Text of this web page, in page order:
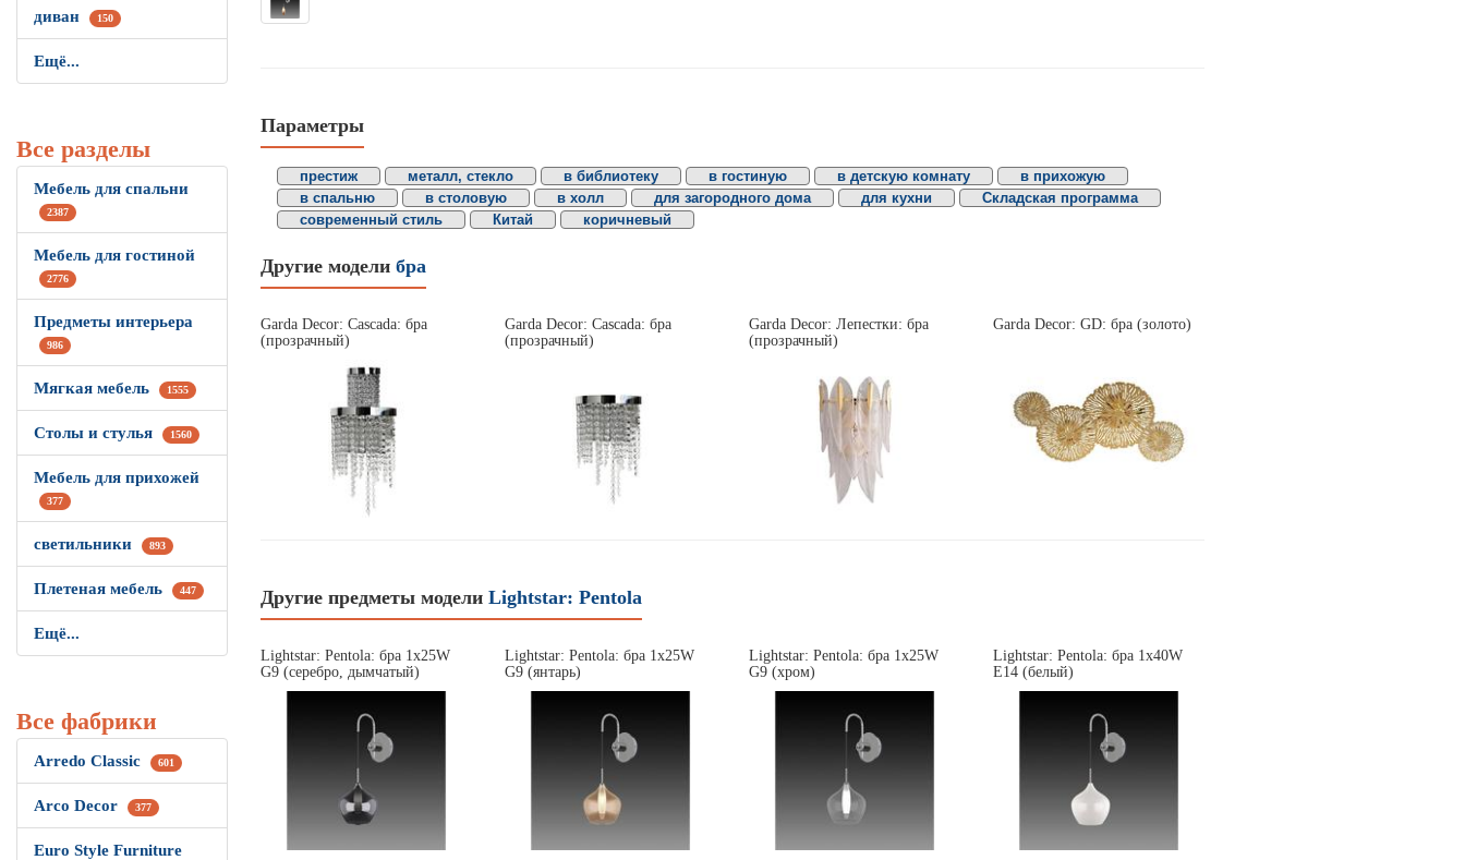
диван 150
Ещё...
Все разделы
Мебель для спальни
2387
Мебель для гостиной
2776
Предметы интерьера
986
Мягкая мебель 1555
Столы и стулья 1560
Мебель для прихожей
377
светильники 893
Плетеная мебель 447
Ещё...
Все фабрики
Arredo Classic 601
Arco Decor 377
Euro Style Furniture
Параметры
престиж металл, стекло в библиотеку в гостиную в детскую комнату
в прихожую
в спальню
в столовую в холл для загородного дома для кухни
Складская программа
современный стиль
Китай коричневый
Другие модели бра
Garda Decor: Cascada: бра
(прозрачный)
Garda Decor: Cascada: бра
(прозрачный)
Garda Decor: Лепестки: бра
(прозрачный)
Garda Decor: GD: бра (золото)
Другие предметы модели Lightstar: Pentola
Lightstar: Pentola: бра 1х25W
G9 (серебро, дымчатый)
Lightstar: Pentola: бра 1х25W
G9 (янтарь)
Lightstar: Pentola: бра 1х25W
G9 (хром)
Lightstar: Pentola: бра 1х40W
E14 (белый)